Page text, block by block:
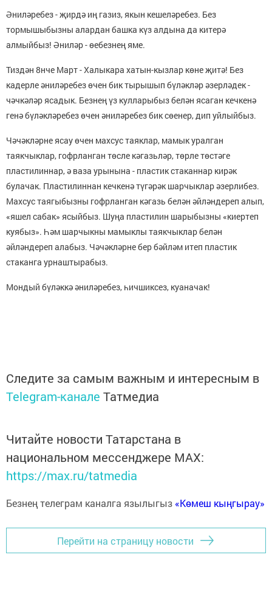
Әниләребез - җирдә иң газиз, якын кешеләребез. Без
тормышыбызны алардан башка күз алдына да китерә
алмыйбыз! Әниләр - өебезнең яме.
Тиздән 8нче Март - Халыкара хатын-кызлар көне җитә! Без
кадерле әниләребез өчен бик тырышып бүләкләр әзерләдек -
чәчкәләр ясадык. Безнең үз кулларыбыз белән ясаган кечкенә
генә бүләкләребез өчен әниләребез бик сөенер, дип уйлыйбыз.
Чәчәкләрне ясау өчен махсус таяклар, мамык уралган
таякчыклар, гофрланган төсле кәгазьләр, төрле төстәге
пластилиннар, ә ваза урынына - пластик стаканнар кирәк
булачак. Пластилиннан кечкенә түгәрәк шарчыклар әзерлибез.
Махсус таягыбызны гофрланган кәгазь белән әйләндереп алып,
«яшел сабак» ясыйбыз. Шуңа пластилин шарыбызны «киертеп
куябыз». Һәм шарчыкны мамыклы таякчыклар белән
әйләндереп алабыз. Чәчәкләрне бер бәйләм итеп пластик
стаканга урнаштырабыз.
Мондый бүләккә әниләребез, һичшиксез, куаначак!
Следите за самым важным и интересным в
Telegram-канале Татмедиа
Читайте новости Татарстана в
национальном мессенджере MАХ:
https://max.ru/tatmedia
Безнең телеграм каналга язылыгыз «Көмеш кыңгырау»
Перейти на страницу новости